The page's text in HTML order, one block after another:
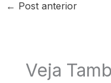
← Post anterior
Veja